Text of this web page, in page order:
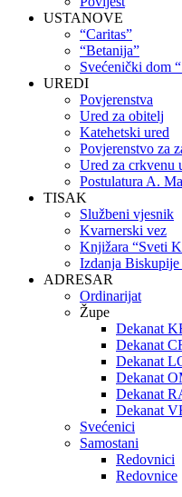
USTANOVE
“Caritas”
“Betanija”
Svećenički dom
UREDI
Povjerenstva
Ured za obitelj
Katehetski ured
Povjerenstvo za
Ured za crkvenu
Postulatura A.
TISAK
Službeni vjesnik
Kvarnerski vez
Knjižara “Sveti
Izdanja
ADRESAR
Ordinarijat
Župe
Dekanat
Dekanat
Dekanat
Dekanat
Dekanat
Dekanat
Svećenici
Samostani
Redovnici
Redovnice